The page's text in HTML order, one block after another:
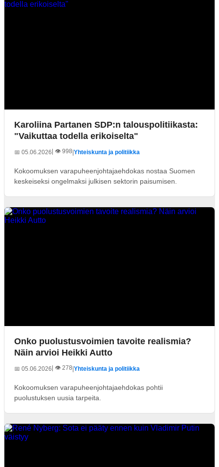
Karoliina Partanen SDP:n talouspolitiikasta:
"Vaikuttaa todella erikoiselta"
📅 05.06.2026 | 👁️ 998|Yhteiskunta ja politiikka
Kokoomuksen varapuheenjohtajaehdokas nostaa Suomen
keskeiseksi ongelmaksi julkisen sektorin paisumisen.
Onko puolustusvoimien tavoite realismia?
Näin arvioi Heikki Autto
📅 05.06.2026 | 👁️ 278|Yhteiskunta ja politiikka
Kokoomuksen varapuheenjohtajaehdokas pohtii
puolustuksen uusia tarpeita.